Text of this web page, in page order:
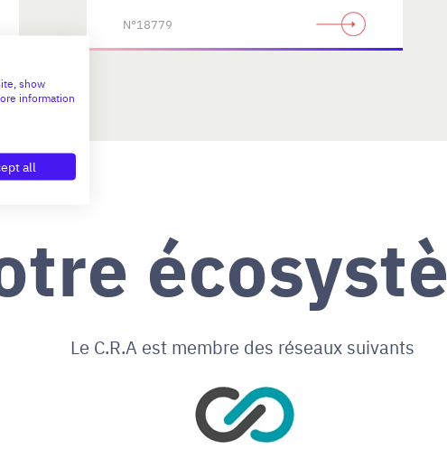
N°18779
Le C.R.A est membre des réseaux suivants
show
information
all